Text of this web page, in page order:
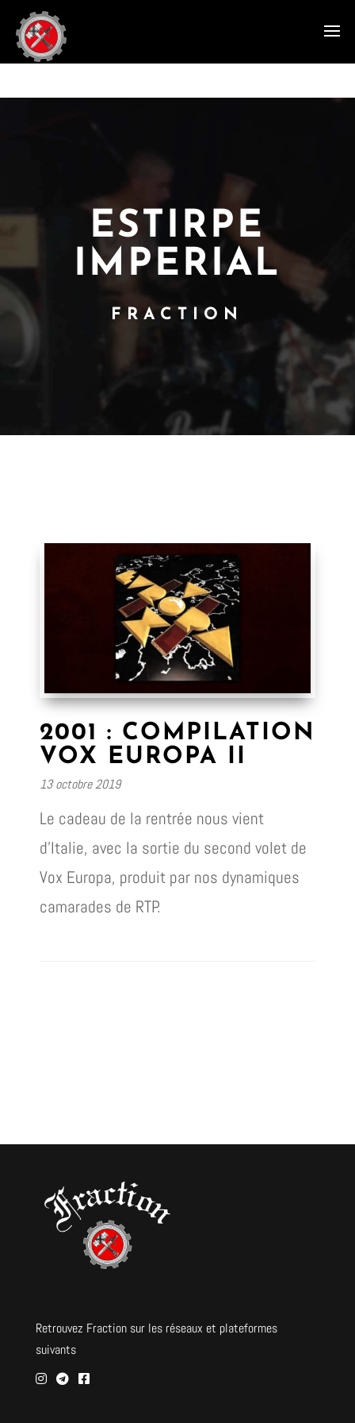
ESTIRPE
IMPERIAL
FRACTION
2001 : COMPILATION
VOX EUROPA II
13 octobre 2019
Le cadeau de la rentrée nous vient
d’Italie, avec la sortie du second volet de
Vox Europa, produit par nos dynamiques
camarades de RTP.
Retrouvez Fraction sur les réseaux et plateformes
suivants